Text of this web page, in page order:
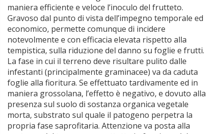
maniera efficiente e veloce l’inoculo del frutteto.
Gravoso dal punto di vista dell’impegno temporale ed
economico, permette comunque di incidere
notevolmente e con efficacia elevata rispetto alla
tempistica, sulla riduzione del danno su foglie e frutti.
La fase in cui il terreno deve risultare pulito dalle
infestanti (principalmente graminacee) va da caduta
foglie alla fioritura. Se effettuato tardivamente ed in
maniera grossolana, l’effetto è negativo, e dovuto alla
presenza sul suolo di sostanza organica vegetale
morta, substrato sul quale il patogeno perpetra la
propria fase saprofitaria. Attenzione va posta alla